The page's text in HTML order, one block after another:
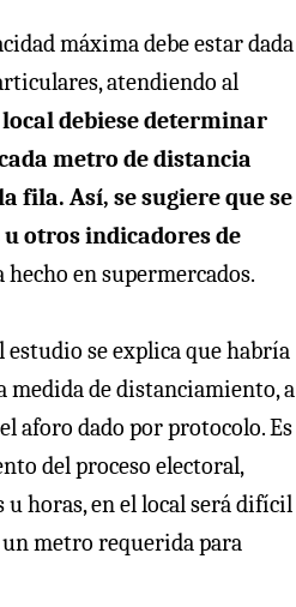
máxima debe estar dada
atendiendo al
local debiese determinar
metro de distancia
fila. Así, se sugiere que se
otros indicadores de
hecho en supermercados.
estudio se explica que habría
medida de distanciamiento, a
aforo dado por protocolo. Es
del proceso electoral,
horas, en el local será difícil
metro requerida para